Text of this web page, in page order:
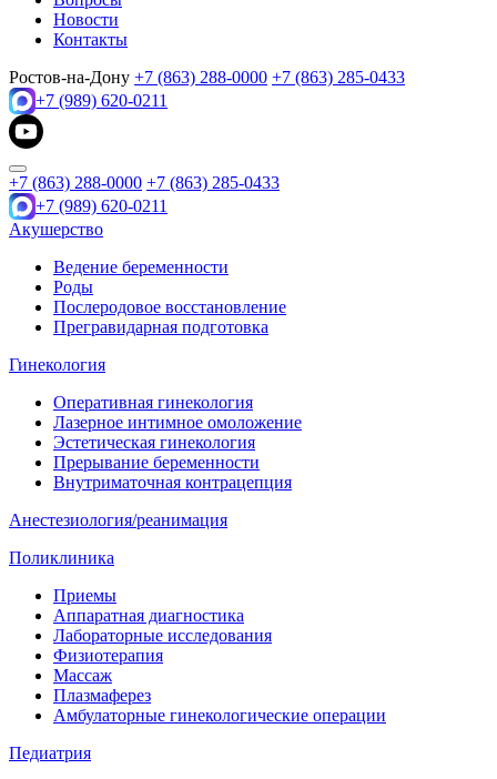
Новости
Контакты
Ростов-на-Дону +7 (863) 288-0000 +7 (863) 285-0433
+7 (989) 620-0211
+7 (863) 288-0000 +7 (863) 285-0433
+7 (989) 620-0211
Акушерство
Ведение беременности
Роды
Послеродовое восстановление
Прегравидарная подготовка
Гинекология
Оперативная гинекология
Лазерное интимное омоложение
Эстетическая гинекология
Прерывание беременности
Внутриматочная контрацепция
Анестезиология/реанимация
Поликлиника
Приемы
Аппаратная диагностика
Лабораторные исследования
Физиотерапия
Массаж
Плазмаферез
Амбулаторные гинекологические операции
Педиатрия